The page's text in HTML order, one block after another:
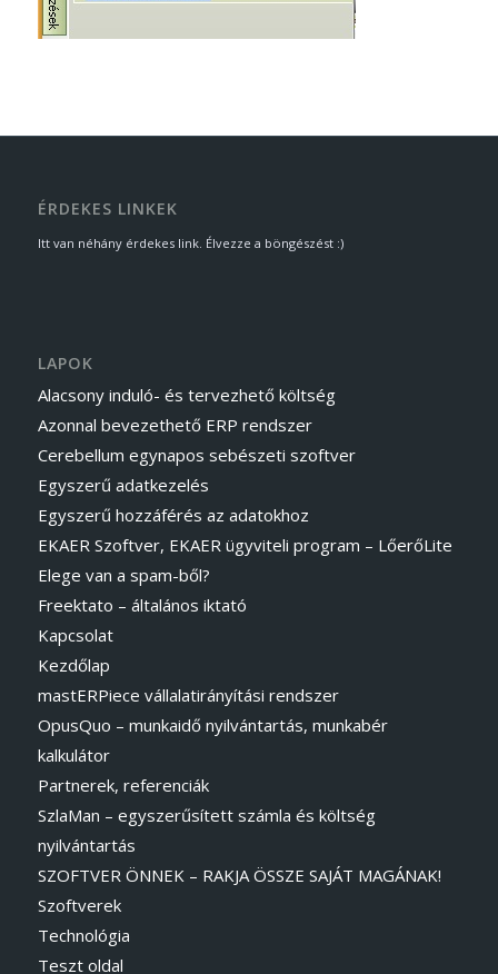
ÉRDEKES LINKEK
Itt van néhány érdekes link. Élvezze a böngészést :)
LAPOK
Alacsony induló- és tervezhető költség
Azonnal bevezethető ERP rendszer
Cerebellum egynapos sebészeti szoftver
Egyszerű adatkezelés
Egyszerű hozzáférés az adatokhoz
EKAER Szoftver, EKAER ügyviteli program – LőerőLite
Elege van a spam-ből?
Freektato – általános iktató
Kapcsolat
Kezdőlap
mastERPiece vállalatirányítási rendszer
OpusQuo – munkaidő nyilvántartás, munkabér
kalkulátor
Partnerek, referenciák
SzlaMan – egyszerűsített számla és költség
nyilvántartás
SZOFTVER ÖNNEK – RAKJA ÖSSZE SAJÁT MAGÁNAK!
Szoftverek
Technológia
Teszt oldal